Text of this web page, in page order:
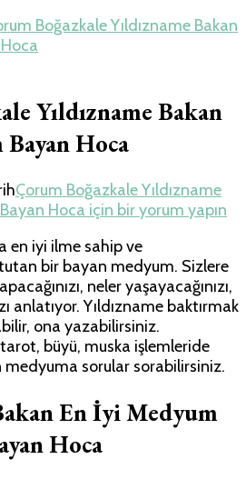
Boğazkale Yıldızname Bakan
Yıldızname Bakan
Hoca
Çorum Boğazkale Yıldızname
Hoca için bir yorum yapın
en iyi ilme sahip ve
bir bayan medyum. Sizlere
neler yaşayacağınızı,
anlatıyor. Yıldızname baktırmak
ona yazabilirsiniz.
büyü, muska işlemleride
sorular sorabilirsiniz.
En İyi Medyum
Hoca